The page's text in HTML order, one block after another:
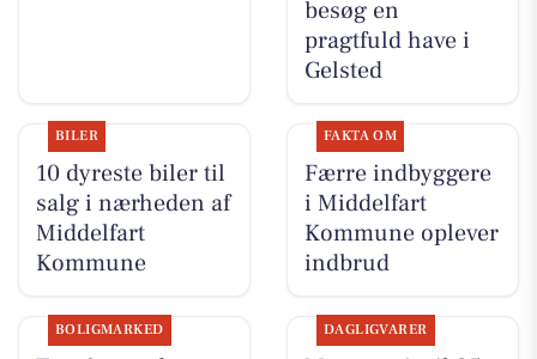
besøg en
pragtfuld have i
Gelsted
BILER
10 dyreste biler til
salg i nærheden af
Middelfart
Kommune
FAKTA OM
Færre indbyggere
i Middelfart
Kommune oplever
indbrud
BOLIGMARKED DAGLIGVARER